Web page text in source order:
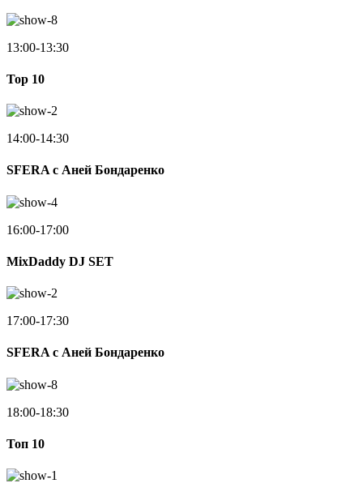
13:00-13:30
Top 10
14:00-14:30
SFERA с Аней Бондаренко
16:00-17:00
MixDaddy DJ SET
17:00-17:30
SFERA с Аней Бондаренко
18:00-18:30
Toп 10